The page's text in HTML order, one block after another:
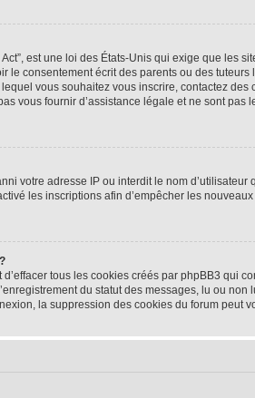
est une loi des États-Unis qui exige que les
consentement écrit des parents ou des tuteurs
vous souhaitez vous inscrire, contactez
vous fournir d’assistance légale et ne sont
votre adresse IP ou interdit le nom
les inscriptions afin d’empêcher les
d’effacer tous les cookies créés par phpBB3 qui
du statut des messages, lu ou
la suppression des cookies du forum peut